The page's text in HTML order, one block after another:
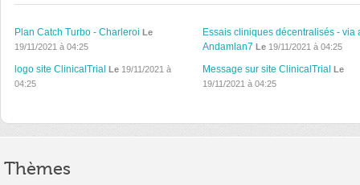
Plan Catch Turbo - Charleroi Le
19/11/2021 à 04:25
Essais cliniques décentralisés - via
Andamlan7 Le19/11/2021 à 04:25
logo site ClinicalTrial Le 19/11/2021 à
04:25
Message sur site ClinicalTrial Le
19/11/2021 à 04:25
Thèmes